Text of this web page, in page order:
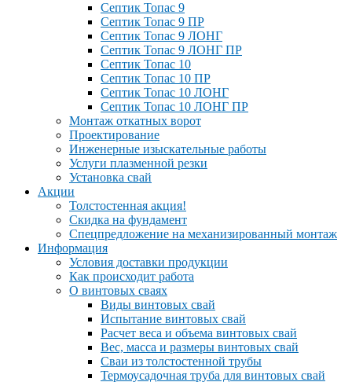
Септик Топас 9
Септик Топас 9 ПР
Септик Топас 9 ЛОНГ
Септик Топас 9 ЛОНГ ПР
Септик Топас 10
Септик Топас 10 ПР
Септик Топас 10 ЛОНГ
Септик Топас 10 ЛОНГ ПР
Монтаж откатных ворот
Проектирование
Инженерные изыскательные работы
Услуги плазменной резки
Установка свай
Акции
Толстостенная акция!
Скидка на фундамент
Спецпредложение на механизированный монтаж
Информация
Условия доставки продукции
Как происходит работа
О винтовых сваях
Виды винтовых свай
Испытание винтовых свай
Расчет веса и объема винтовых свай
Вес, масса и размеры винтовых свай
Сваи из толстостенной трубы
Термоусадочная труба для винтовых свай